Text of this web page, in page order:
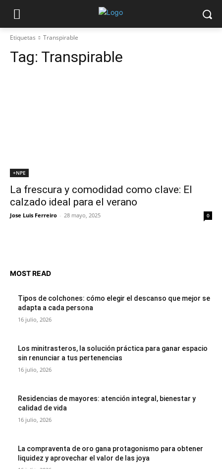
Etiquetas Transpirable
Tag: Transpirable
+NPE
La frescura y comodidad como clave: El
calzado ideal para el verano
Jose Luis Ferreiro - 28 mayo, 2025 0
MOST READ
Tipos de colchones: cómo elegir el descanso que mejor se
adapta a cada persona
16 julio, 2026
Los minitrasteros, la solución práctica para ganar espacio
sin renunciar a tus pertenencias
16 julio, 2026
Residencias de mayores: atención integral, bienestar y
calidad de vida
16 julio, 2026
La compraventa de oro gana protagonismo para obtener
liquidez y aprovechar el valor de las joya